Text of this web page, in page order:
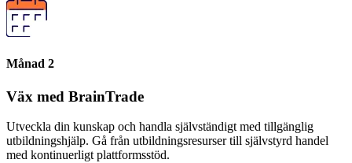
Månad 2
Väx med BrainTrade
Utveckla din kunskap och handla självständigt med tillgänglig
utbildningshjälp. Gå från utbildningsresurser till självstyrd handel
med kontinuerligt plattformsstöd.